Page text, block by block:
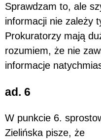
Sprawdzam to, ale
informacji nie zależy
Prokuratorzy mają
rozumiem, że nie
informacje
ad. 6
W punkcie 6.
Zielińska pisze, że